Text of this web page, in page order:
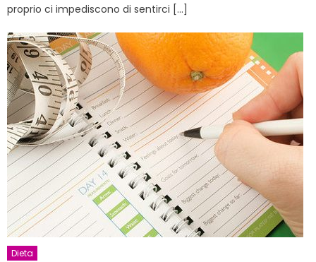
proprio ci impediscono di sentirci […]
Dieta